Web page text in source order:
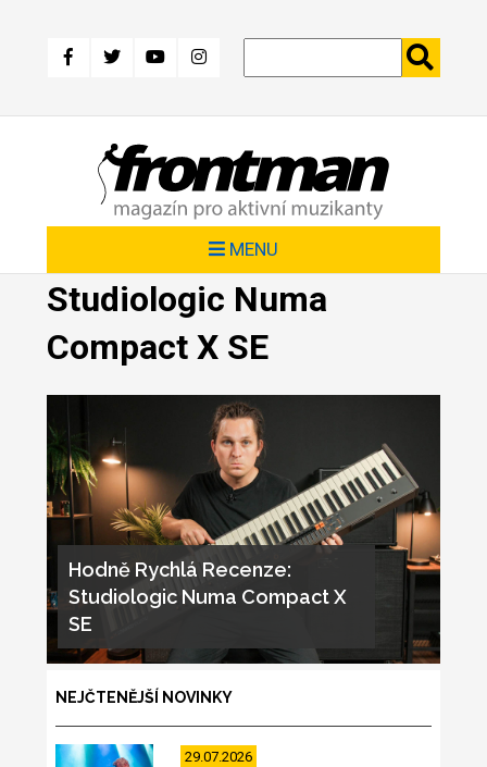
hlavnímu
MENU
Studiologic Numa
Compact X SE
Hodně Rychlá Recenze:
Studiologic Numa Compact X
SE
NEJČTENĚJŠÍ NOVINKY
29.07.2026